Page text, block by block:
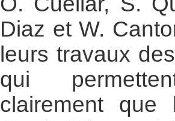
Diaz et W.
leurs travaux
qui
clairement que